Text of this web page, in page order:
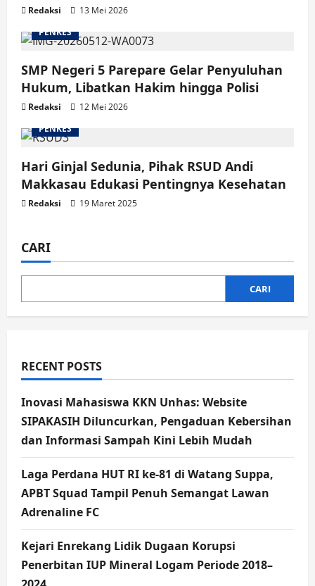
Redaksi
13 Mei 2026
PENKES
SMP Negeri 5 Parepare Gelar Penyuluhan
Hukum, Libatkan Hakim hingga Polisi
Redaksi
12 Mei 2026
PENKES
Hari Ginjal Sedunia, Pihak RSUD Andi
Makkasau Edukasi Pentingnya Kesehatan
Redaksi 19 Maret 2025
CARI
CARI
RECENT POSTS
Inovasi Mahasiswa KKN Unhas: Website
SIPAKASIH Diluncurkan, Pengaduan Kebersihan
dan Informasi Sampah Kini Lebih Mudah
Laga Perdana HUT RI ke-81 di Watang Suppa,
APBT Squad Tampil Penuh Semangat Lawan
Adrenaline FC
Kejari Enrekang Lidik Dugaan Korupsi
Penerbitan IUP Mineral Logam Periode 2018–